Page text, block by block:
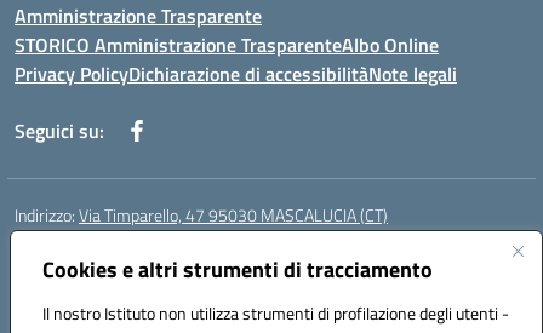
Cookies e altri strumenti di tracciamento
Il nostro Istituto non utilizza strumenti di profilazione degli utenti -
Amministrazione Trasparente
STORICO Amministrazione TrasparenteAlbo Online
Privacy PolicyDichiarazione di accessibilitàNote legali
Seguici su:
Indirizzo:Via Timparello, 47 95030 MASCALUCIA (CT)
Centralino:
Posta elettronica certificata (PEC):ctic8bc002@pec.istruzione.it
Codice fiscale: 93238350875